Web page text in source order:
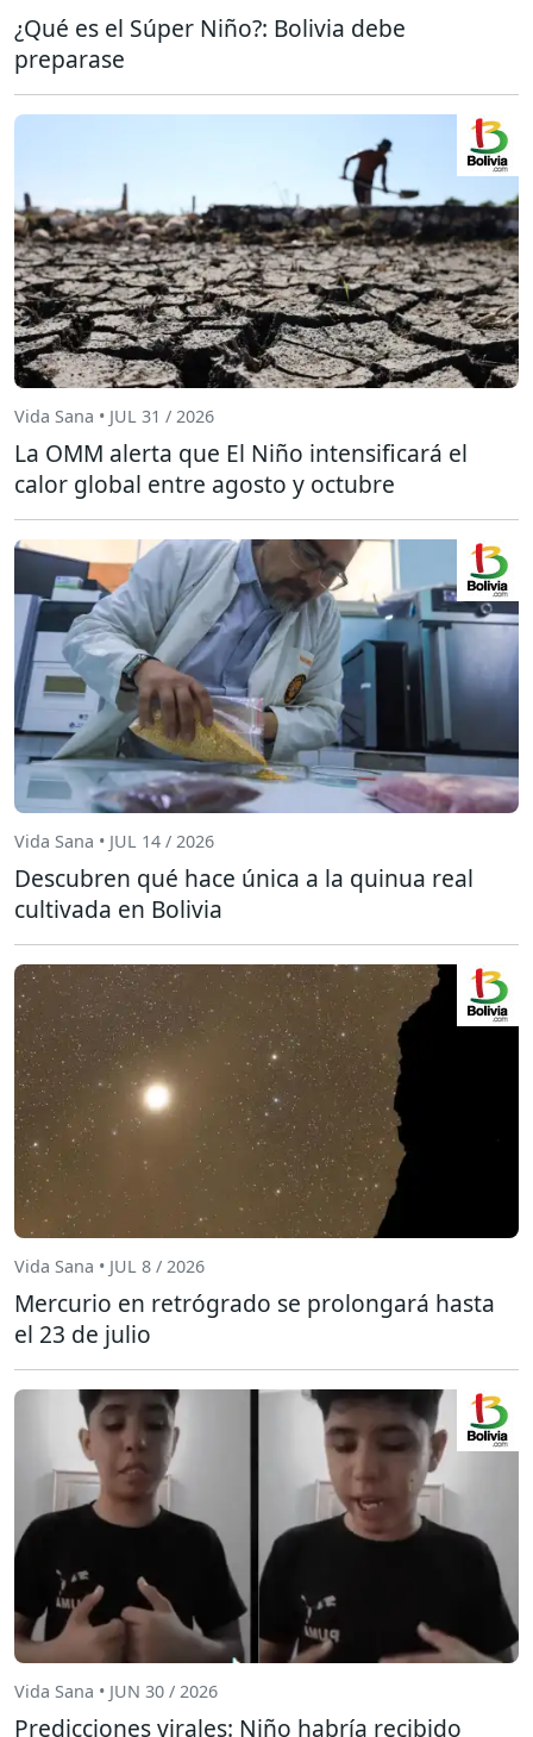
¿Qué es el Súper Niño?: Bolivia debe
preparase
Vida Sana • JUL 31 / 2026
La OMM alerta que El Niño intensificará el
calor global entre agosto y octubre
Vida Sana • JUL 14 / 2026
Descubren qué hace única a la quinua real
cultivada en Bolivia
Vida Sana • JUL 8 / 2026
Mercurio en retrógrado se prolongará hasta
el 23 de julio
Vida Sana • JUN 30 / 2026
Predicciones virales: Niño habría recibido